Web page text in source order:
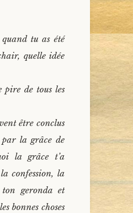
tu as été
quelle idée
pire de tous les
être conclus
la grâce de
la grâce t’a
confession, la
geronda et
bonnes choses